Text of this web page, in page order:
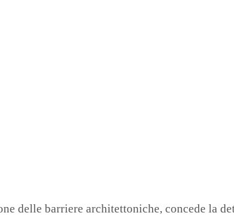
delle barriere architettoniche, concede la